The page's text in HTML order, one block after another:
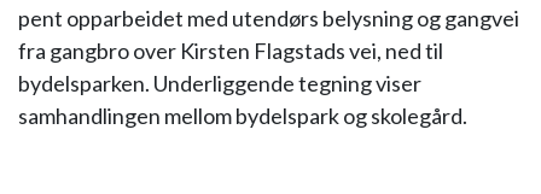
pent opparbeidet med utendørs belysning og gangvei
fra gangbro over Kirsten Flagstads vei, ned til
bydelsparken. Underliggende tegning viser
samhandlingen mellom bydelspark og skolegård.